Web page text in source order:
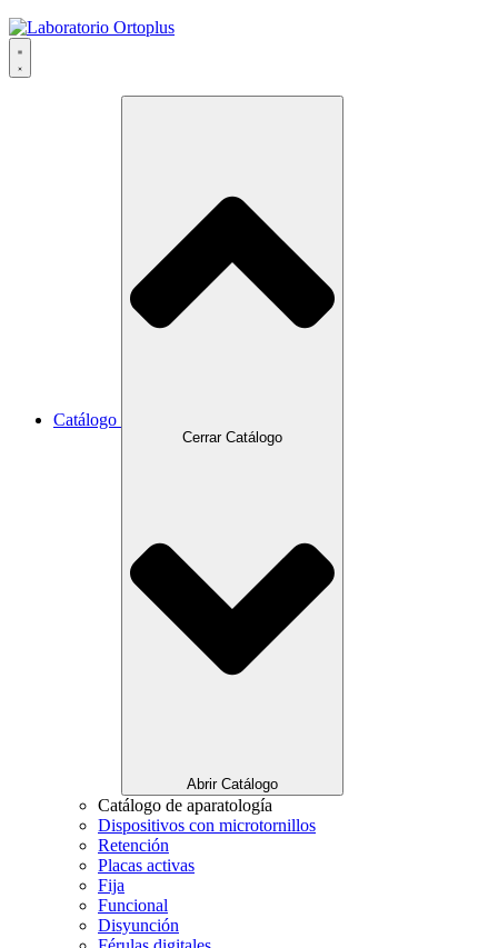
Catálogo
Cerrar Catálogo
Abrir Catálogo
Catálogo de aparatología
Dispositivos con microtornillos
Retención
Placas activas
Fija
Funcional
Disyunción